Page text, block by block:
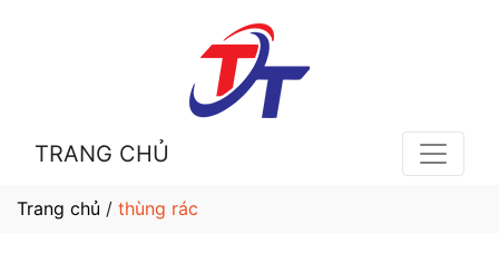
TRANG CHỦ
Trang chủ / thùng rác